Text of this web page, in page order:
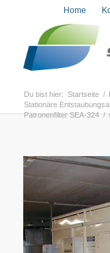
Home
Du bist hier: Startseite /
Stationäre
Patronenfilter SEA-324 /